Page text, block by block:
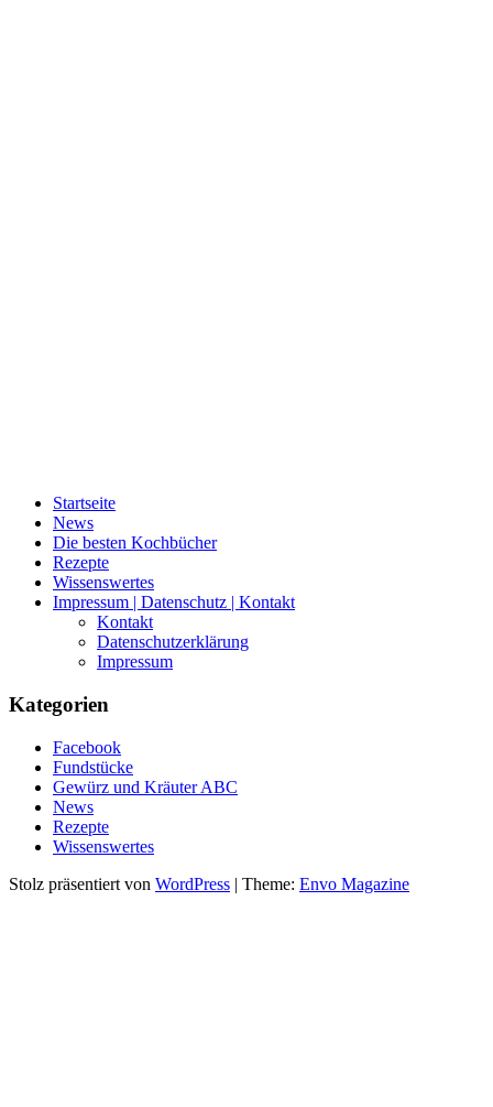
Startseite
News
Die besten Kochbücher
Rezepte
Wissenswertes
Impressum | Datenschutz | Kontakt
Kontakt
Datenschutzerklärung
Impressum
Kategorien
Facebook
Fundstücke
Gewürz und Kräuter ABC
News
Rezepte
Wissenswertes
Stolz präsentiert von WordPress | Theme: Envo Magazine